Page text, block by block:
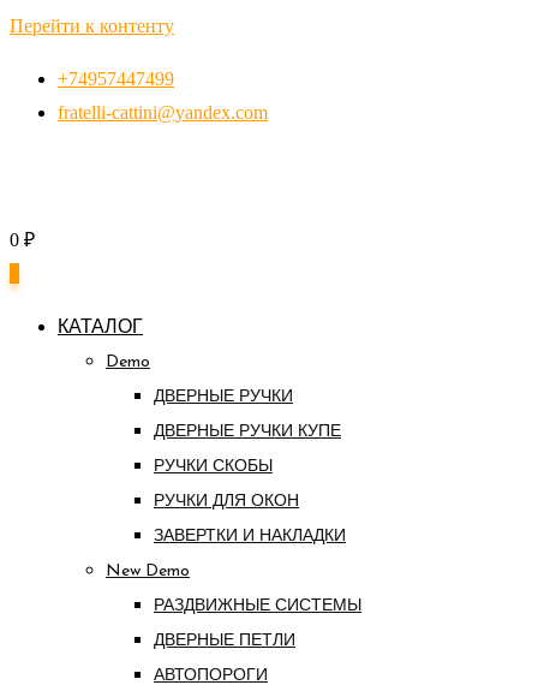
Перейти к контенту
+74957447499
fratelli-cattini@yandex.com
0 ₽
КАТАЛОГ
Demo
ДВЕРНЫЕ РУЧКИ
ДВЕРНЫЕ РУЧКИ КУПЕ
РУЧКИ СКОБЫ
РУЧКИ ДЛЯ ОКОН
ЗАВЕРТКИ И НАКЛАДКИ
New Demo
РАЗДВИЖНЫЕ СИСТЕМЫ
ДВЕРНЫЕ ПЕТЛИ
АВТОПОРОГИ